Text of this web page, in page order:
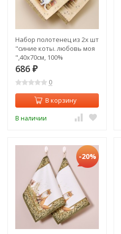
Набор полотенец из 2х шт
"синие коты. любовь моя
",40х70см, 100%
хлопок,твил, беж Lefard
(850-719-62)
686 ₽
0
В корзину
В наличии
-20%